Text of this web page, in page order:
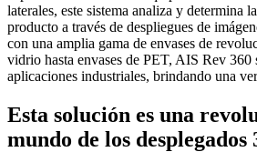
laterales, este sistema analiza y determina
producto a través de despliegues de
con una amplia gama de envases de
vidrio hasta envases de PET, AIS Rev 360
aplicaciones industriales, brindando una
Esta solución es una
mundo de los desplegados